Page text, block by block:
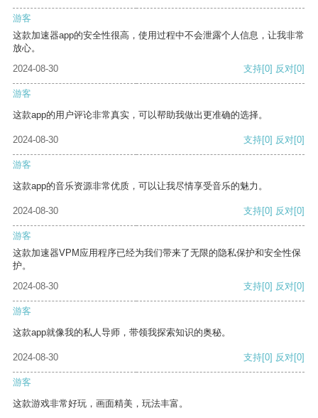
游客
这款加速器app的安全性很高，使用过程中不会泄露个人信息，让我非常
放心。
2024-08-30
支持[0] 反对[0]
游客
这款app的用户评论非常真实，可以帮助我做出更准确的选择。
2024-08-30 支持[0] 反对[0]
游客
这款app的音乐资源非常优质，可以让我尽情享受音乐的魅力。
2024-08-30 支持[0] 反对[0]
游客
这款加速器VPM应用程序已经为我们带来了无限的隐私保护和安全性保
护。
2024-08-30
支持[0] 反对[0]
游客
这款app就像我的私人导师，带领我探索知识的奥秘。
2024-08-30 支持[0] 反对[0]
游客
这款游戏非常好玩，画面精美，玩法丰富。